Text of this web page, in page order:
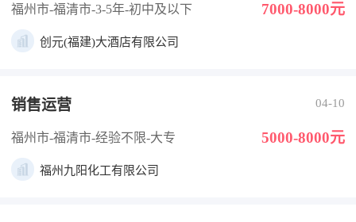
福州市-福清市-3-5年-初中及以下 7000-8000元
创元(福建)大酒店有限公司
销售运营 04-10
福州市-福清市-经验不限-大专 5000-8000元
福州九阳化工有限公司